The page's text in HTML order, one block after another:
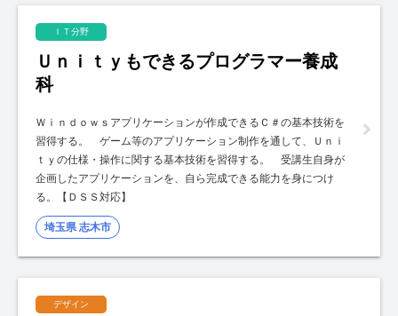
ＩＴ分野
Ｕｎｉｔｙもできるプログラマー養成
科
Ｗｉｎｄｏｗｓアプリケーションが作成できるＣ＃の基本技術を
習得する。 ゲーム等のアプリケーション制作を通して、Ｕｎｉ
ｔｙの仕様・操作に関する基本技術を習得する。 受講生自身が
企画したアプリケーションを、自ら完成できる能力を身につけ
る。【ＤＳＳ対応】
埼玉県 志木市
デザイン